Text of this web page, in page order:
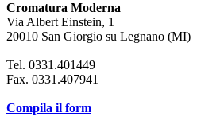
Cromatura Moderna
Via Albert Einstein, 1
20010 San Giorgio su Legnano (MI)
Tel. 0331.401449
Fax. 0331.407941
Compila il form